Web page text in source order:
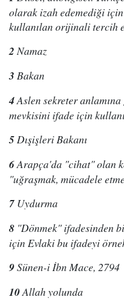
olarak izah edemediği
kullanılan orijinali tercih
2 Namaz
3 Bakan
4Aslen sekreter
mevkisini ifade için
5 Dışişleri Bakanı
6Arapça'da "cihat" olan
"uğraşmak, mücadele
7 Uydurma
8 "Dönmek" ifadesinden
için Evlaki bu ifadeyi
9Sünen-i İbn Mace, 2794
10Allah yolunda